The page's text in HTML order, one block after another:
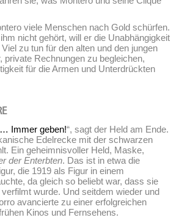
viele Menschen nach Gold schürfen.
nicht gehört, will er die Unabhängigkeit
zu tun für den alten und den jungen
private Rechnungen zu begleichen,
für die Armen und Unterdrückten
Immer geben!“, sagt der Held am Ende.
Edelrecke mit der schwarzen
Ein geheimnisvoller Held, Maske,
der Enterbten. Das ist in etwa die
die 1919 als Figur in einem
da gleich so beliebt war, dass sie
wurde. Und seitdem wieder und
avancierte zu einer erfolgreichen
Kinos und Fernsehens.